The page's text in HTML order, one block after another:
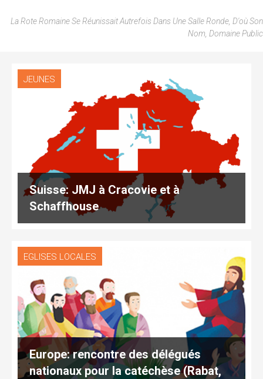
La Rote Romaine Se Réunissait Autrefois Dans Une Salle Ronde, D'où Son
Nom, Domaine Public
JEUNES
Suisse: JMJ à Cracovie et à
Schaffhouse
EGLISES LOCALES
Europe: rencontre des délégués
nationaux pour la catéchèse (Rabat,